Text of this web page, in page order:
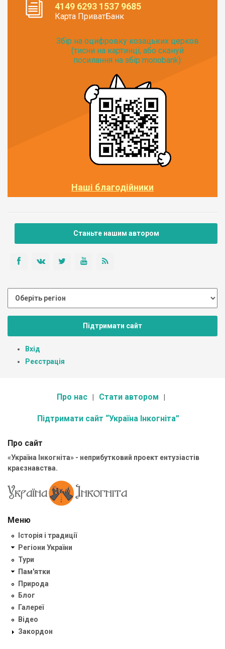
4149 6293 1537 9685
Карта ПриватБанк
Збір на оцифровку козацьких церков
(тисни на картинці, або скануй
посилання на збір monobank):
Наші благодійники
Станьте нашим автором
Підтримати сайт
Вхід
Реєстрація
Про нас Стати автором
Підтримати сайт “Україна Інкогніта”
Про сайт
«Україна Інкогніта» - неприбутковий проект ентузіастів
краєзнавства.
Меню
Історія і традиції
Регіони України
Тури
Пам'ятки
Природа
Блог
Галереї
Відео
Закордон